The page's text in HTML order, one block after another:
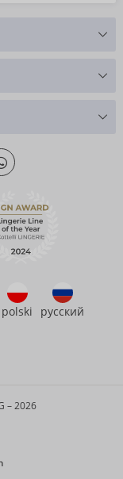
Uhr
polski русский
– 2026